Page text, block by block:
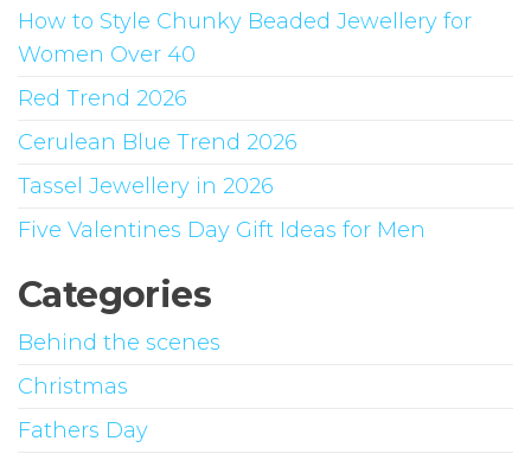
How to Style Chunky Beaded Jewellery for
Women Over 40
Red Trend 2026
Cerulean Blue Trend 2026
Tassel Jewellery in 2026
Five Valentines Day Gift Ideas for Men
Categories
Behind the scenes
Christmas
Fathers Day